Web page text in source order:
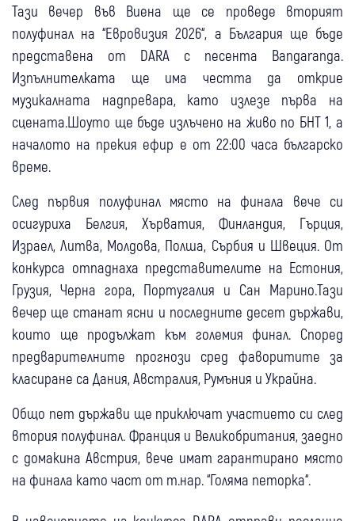
Тази вечер във Виена ще се проведе вторият
полуфинал на “Евровизия 2026“, а България ще бъде
представена от DARA с песента Bangaranga.
Изпълнителката ще има честта да открие
музикалната надпревара, като излезе първа на
сцената.Шоуто ще бъде излъчено на живо по БНТ 1, а
началото на прекия ефир е от 22:00 часа българско
време.
След първия полуфинал място на финала вече си
осигуриха Белгия, Хърватия, Финландия, Гърция,
Израел, Литва, Молдова, Полша, Сърбия и Швеция. От
конкурса отпаднаха представителите на Естония,
Грузия, Черна гора, Португалия и Сан Марино.Тази
вечер ще станат ясни и последните десет държави,
които ще продължат към големия финал. Според
предварителните прогнози сред фаворитите за
класиране са Дания, Австралия, Румъния и Украйна.
Общо пет държави ще приключат участието си след
втория полуфинал. Франция и Великобритания, заедно
с домакина Австрия, вече имат гарантирано място
на финала като част от т.нар. “Голяма петорка“.